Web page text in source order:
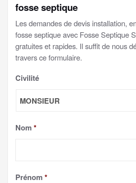
fosse septique
Les demandes de devis installation,
fosse septique avec Fosse Septique
gratuites et rapides. Il suffit de nous
travers ce formulaire.
Civilité
Nom*
Prénom*